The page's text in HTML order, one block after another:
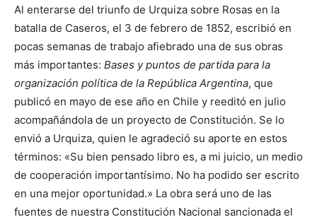
Al enterarse del triunfo de Urquiza sobre Rosas en la
batalla de Caseros, el 3 de febrero de 1852, escribió en
pocas semanas de trabajo afiebrado una de sus obras
más importantes: Bases y puntos de partida para la
organización política de la República Argentina, que
publicó en mayo de ese año en Chile y reeditó en julio
acompañándola de un proyecto de Constitución. Se lo
envió a Urquiza, quien le agradeció su aporte en estos
términos: «Su bien pensado libro es, a mi juicio, un medio
de cooperación importantísimo. No ha podido ser escrito
en una mejor oportunidad.» La obra será uno de las
fuentes de nuestra Constitución Nacional sancionada el